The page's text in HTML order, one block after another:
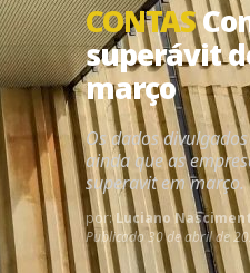
CONTAS
superávit
março
Os dados
ainda que as
superavit em
por:Luciano
Publicado 30 de abril de